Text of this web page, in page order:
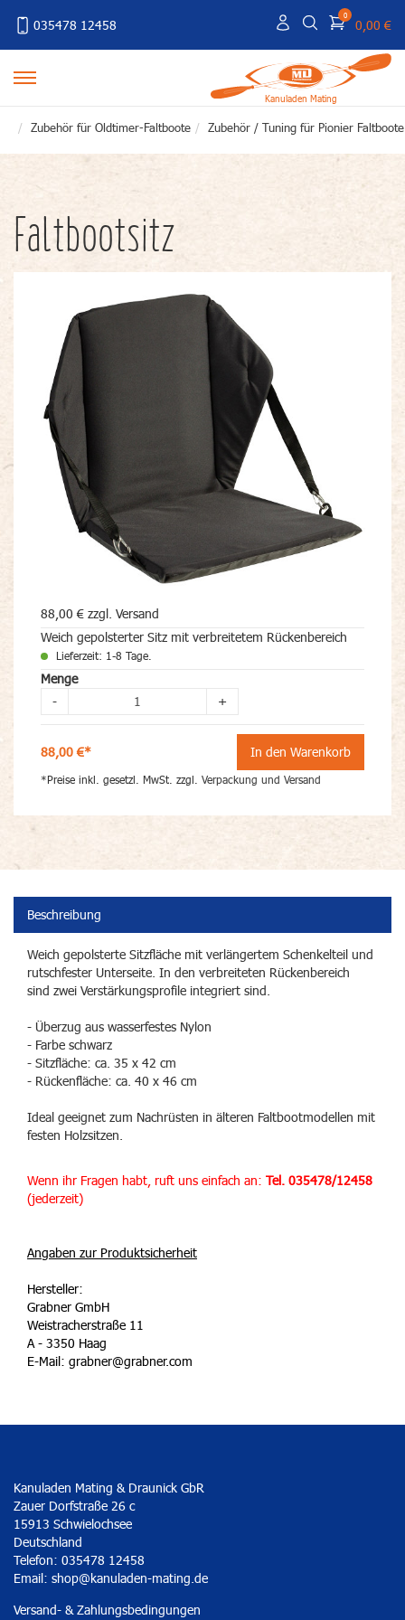
035478 12458
0
0,00 €
Kanuladen Mating
Zubehör für Oldtimer-Faltboote Zubehör / Tuning für Pionier Faltboote
Faltbootsitz
88,00 € zzgl. Versand
Weich gepolsterter Sitz mit verbreitetem Rückenbereich
Lieferzeit: 1-8 Tage.
Menge
-
+
88,00 €* In den Warenkorb
*Preise inkl. gesetzl. MwSt. zzgl. Verpackung und Versand
Beschreibung
Weich gepolsterte Sitzfläche mit verlängertem Schenkelteil und
rutschfester Unterseite. In den verbreiteten Rückenbereich
sind zwei Verstärkungsprofile integriert sind.
- Überzug aus wasserfestes Nylon
- Farbe schwarz
- Sitzfläche: ca. 35 x 42 cm
- Rückenfläche: ca. 40 x 46 cm
Ideal geeignet zum Nachrüsten in älteren Faltbootmodellen mit
festen Holzsitzen.
Wenn ihr Fragen habt, ruft uns einfach an: Tel. 035478/12458
(jederzeit)
Angaben zur Produktsicherheit
Hersteller:
Grabner GmbH
Weistracherstraße 11
A - 3350 Haag
E-Mail: grabner@grabner.com
Kanuladen Mating & Draunick GbR
Zauer Dorfstraße 26 c
15913 Schwielochsee
Deutschland
Telefon: 035478 12458
Email: shop@kanuladen-mating.de
Versand- & Zahlungsbedingungen